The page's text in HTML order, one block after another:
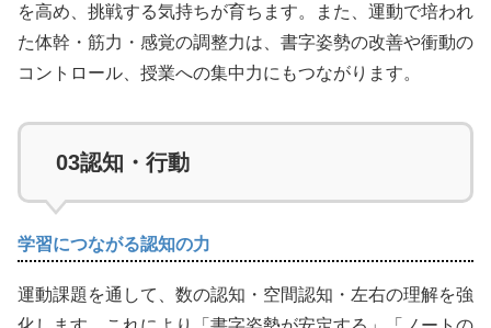
を高め、挑戦する気持ちが育ちます。また、運動で培われ
た体幹・筋力・感覚の調整力は、書字姿勢の改善や衝動の
コントロール、授業への集中力にもつながります。
03認知・行動
学習につながる認知の力
運動課題を通して、数の認知・空間認知・左右の理解を強